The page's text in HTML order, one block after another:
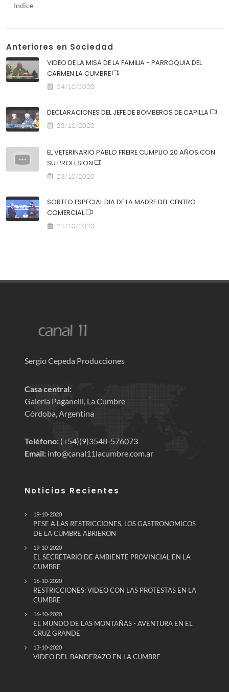
Indice
Anteriores en Sociedad
VIDEO DE LA MISA DE LA FAMILIA - PARROQUIA DEL
CARMEN LA CUMBRE
24/10/2020
DECLARACIONES DEL JEFE DE BOMBEROS DE CAPILLA
23/10/2020
EL VETERINARIO PABLO FREIRE CUMPLIO 20 AÑOS CON
SU PROFESION
23/10/2020
SORTEO ESPECIAL DIA DE LA MADRE DEL CENTRO
COMERCIAL
21/10/2020
Sergio Cepeda Producciones
Casa central:
Galería Paganelli, La Cumbre
Córdoba, Argentina
Teléfono: (+54)(9)3548-576073
Email: info@canal11lacumbre.com.ar
Noticias Recientes
19-10-2020
PESE A LAS RESTRICCIONES, LOS GASTRONOMICOS
DE LA CUMBRE ABRIERON
19-10-2020
EL SECRETARIO DE AMBIENTE PROVINCIAL EN LA
CUMBRE
16-10-2020
RESTRICCIONES: VIDEO CON LAS PROTESTAS EN LA
CUMBRE
16-10-2020
EL MUNDO DE LAS MONTAÑAS - AVENTURA EN EL
CRUZ GRANDE
13-10-2020
VIDEO DEL BANDERAZO EN LA CUMBRE